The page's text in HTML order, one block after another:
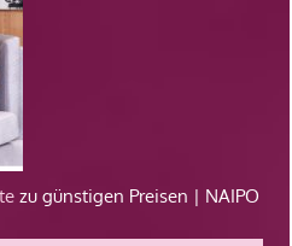
zu günstigen Preisen | NAIPO